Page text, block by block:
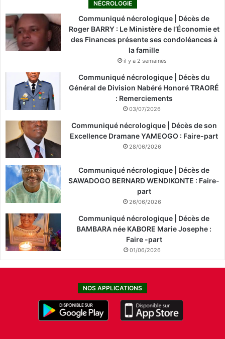
NÉCROLOGIE
Communiqué nécrologique | Décès de
Roger BARRY : Le Ministère de l’Économie et
des Finances présente ses condoléances à
la famille
il y a 2 semaines
Communiqué nécrologique | Décès du
Général de Division Nabéré Honoré TRAORÉ
: Remerciements
03/07/2026
Communiqué nécrologique | Décès de son
Excellence Dramane YAMEOGO : Faire-part
28/06/2026
Communiqué nécrologique | Décès de
SAWADOGO BERNARD WENDIKONTE : Faire-
part
26/06/2026
Communiqué nécrologique | Décès de
BAMBARA née KABORE Marie Josephe :
Faire -part
01/06/2026
NOS APPLICATIONS